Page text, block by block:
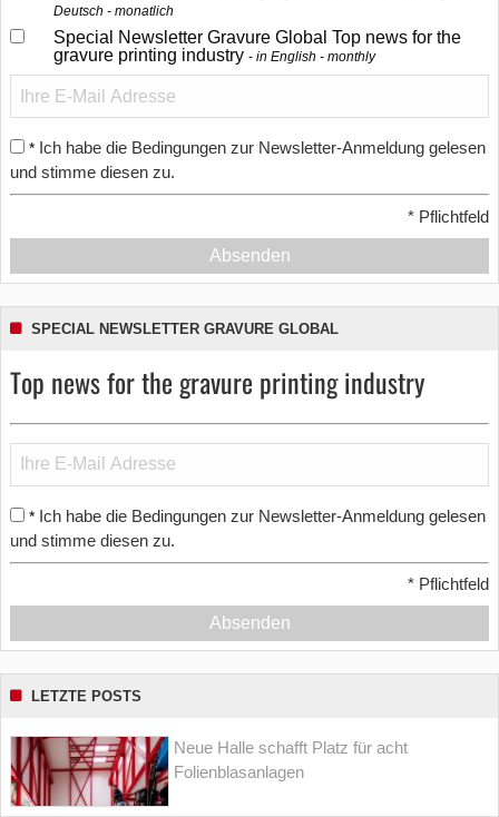
Deutsch - monatlich
Special Newsletter Gravure Global Top news for the
gravure printing industry
in English - monthly
* Ich habe die Bedingungen zur Newsletter-Anmeldung gelesen
und stimme diesen zu.
* Pflichtfeld
Absenden
SPECIAL NEWSLETTER GRAVURE GLOBAL
Top news for the gravure printing industry
* Ich habe die Bedingungen zur Newsletter-Anmeldung gelesen
und stimme diesen zu.
* Pflichtfeld
Absenden
LETZTE POSTS
Neue Halle schafft Platz für acht
Folienblasanlagen